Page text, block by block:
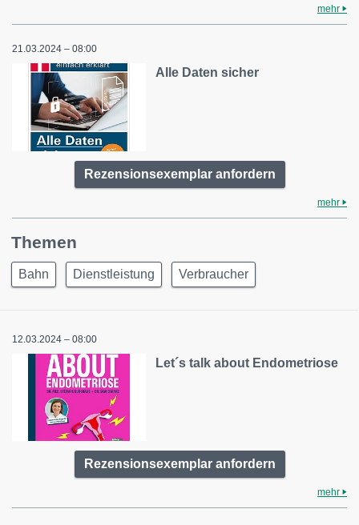
mehr
21.03.2024 – 08:00
Alle Daten sicher
Rezensionsexemplar anfordern
mehr
Themen
Bahn Dienstleistung Verbraucher
12.03.2024 – 08:00
Let´s talk about Endometriose
Rezensionsexemplar anfordern
mehr